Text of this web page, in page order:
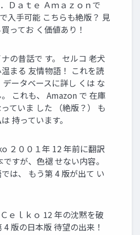
Ｄａｔｅ Ａｍａｚｏｎで
入手可能 こちらも絶版？ 見
ってお く価値あり！
の昔話で す。 セルコ 老犬
まる 友情物語！ これを読
データベースに詳し くは な
。 これも、 Amazon で 在庫
ていま した （絶版？） も
持っています。
２００１年 12 年前に翻訳
ですが、色褪 せない内容。
は、 もう第 4 版が出て い
ｅｌｋｏ 12 年の沈黙を破
4 版の日本版 待望の出来！